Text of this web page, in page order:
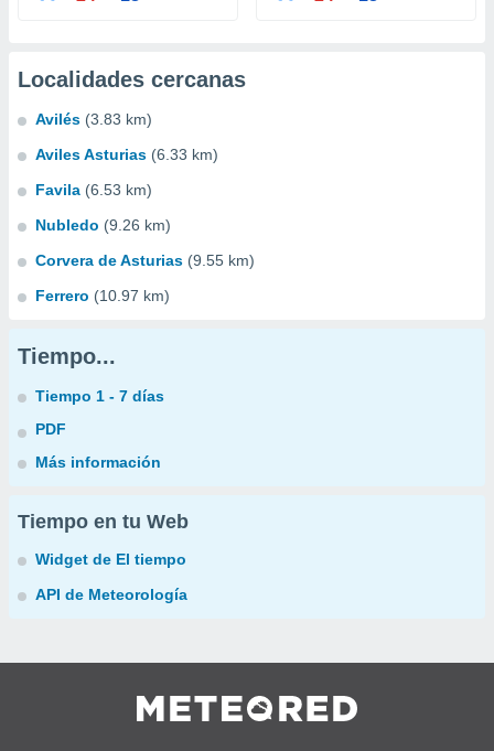
Localidades cercanas
Avilés (3.83 km)
Aviles Asturias (6.33 km)
Favila (6.53 km)
Nubledo (9.26 km)
Corvera de Asturias (9.55 km)
Ferrero (10.97 km)
Tiempo...
Tiempo 1 - 7 días
PDF
Más información
Tiempo en tu Web
Widget de El tiempo
API de Meteorología